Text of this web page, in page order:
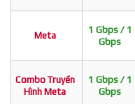
Meta
1 Gbps / 1
Gbps
Combo Truyền
Hình Meta
1 Gbps / 1
Gbps